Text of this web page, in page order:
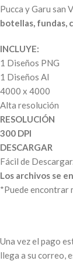
Pucca y Garu san
botellas, fundas,
INCLUYE:
1 Diseños PNG
1 Diseños AI
4000 x 4000
Alta resolución
RESOLUCIÓN
300 DPI
DESCARGAR
Fácil de
Los archivos se
*Puede encontrar
Una vez el pago
llega a su correo,